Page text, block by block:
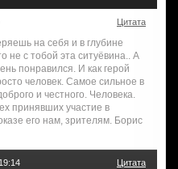
Цитата
на себя и в глубине
не с тобой эта ситуёвина.. А
понравился. И как герой
человек. Самое сильное в
и честного. Человека.
принявших участие в
его нам, зрителям. Борис
Цитата